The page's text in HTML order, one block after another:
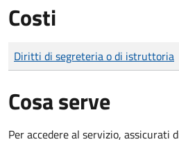
Costi
Tipo di pagamento
Importo
Diritti di segreteria o di istruttoria
Cosa serve
Per accedere al servizio, assicurati